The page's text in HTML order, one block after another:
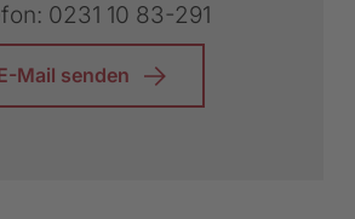
0231 10 83-291
Mail senden